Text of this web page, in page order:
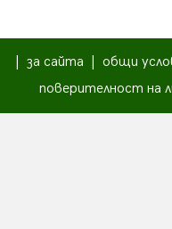
за сайта
общи
поверителност на